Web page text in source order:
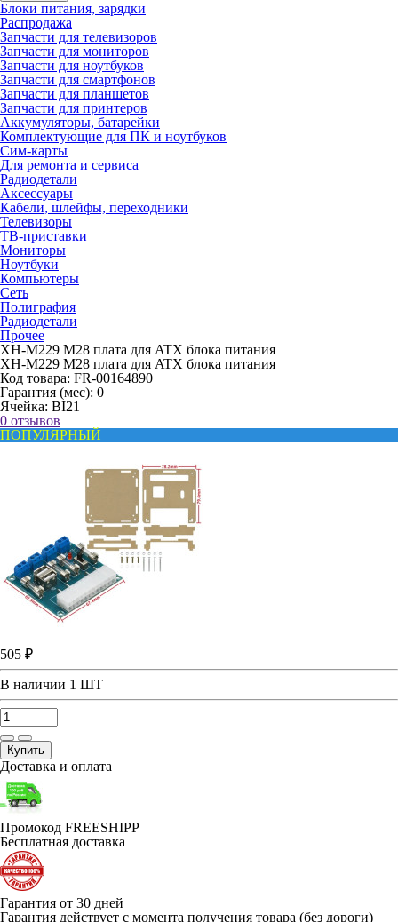
Блоки питания, зарядки
Распродажа
Запчасти для телевизоров
Запчасти для мониторов
Запчасти для ноутбуков
Запчасти для смартфонов
Запчасти для планшетов
Запчасти для принтеров
Аккумуляторы, батарейки
Комплектующие для ПК и ноутбуков
Сим-карты
Для ремонта и сервиса
Радиодетали
Аксессуары
Кабели, шлейфы, переходники
Телевизоры
ТВ-приставки
Мониторы
Ноутбуки
Компьютеры
Сеть
Полиграфия
Радиодетали
Прочее
XH-M229 M28 плата для ATX блока питания
XH-M229 M28 плата для ATX блока питания
Код товара: FR-00164890
Гарантия (мес): 0
Ячейка: BI21
0 отзывов
ПОПУЛЯРНЫЙ
505 ₽
В наличии 1 ШТ
Купить
Доставка и оплата
Промокод FREESHIPP
Бесплатная доставка
Гарантия от 30 дней
Гарантия действует с момента получения товара (без дороги)